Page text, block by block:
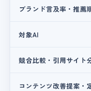
ブランド言及率・推薦
対象AI
競合比較・引用サイト
コンテンツ改善提案・